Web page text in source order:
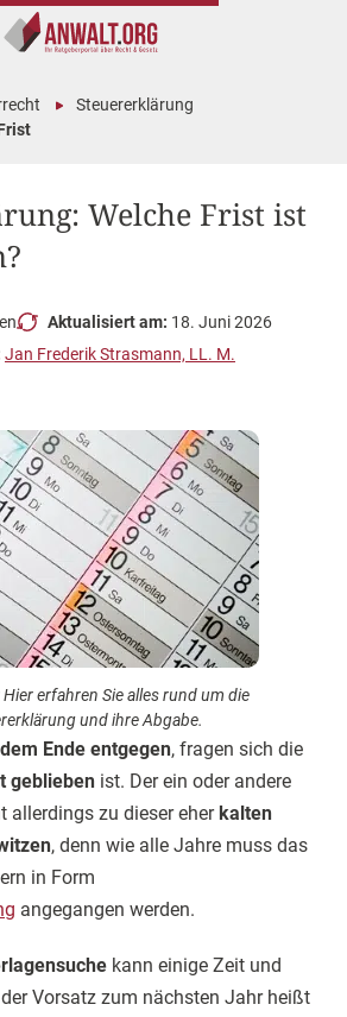
Welche Frist ist
Steuererklärung
Aktualisiert am: 18. Juni 2026
Jan Frederik Strasmann, LL. M.
erfahren Sie alles rund um die
und ihre Abgabe.
Ende entgegen, fragen sich die
geblieben ist. Der ein oder andere
allerdings zu dieser eherkalten
, denn wie alle Jahre muss das
in Form
ange­­gangen werden.
kann einige Zeit und
Vorsatz zum nächsten Jahr heißt